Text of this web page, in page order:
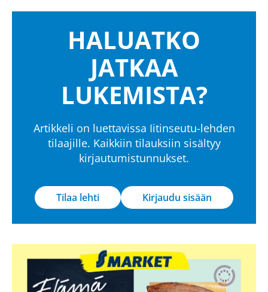
HALUATKO
JATKAA
LUKEMISTA?
Artikkeli on luettavissa Iitinseutu-lehden
tilaajille. Kaikkiin tilauksiin sisältyy
kirjautumistunnukset.
Tilaa lehti Kirjaudu sisään